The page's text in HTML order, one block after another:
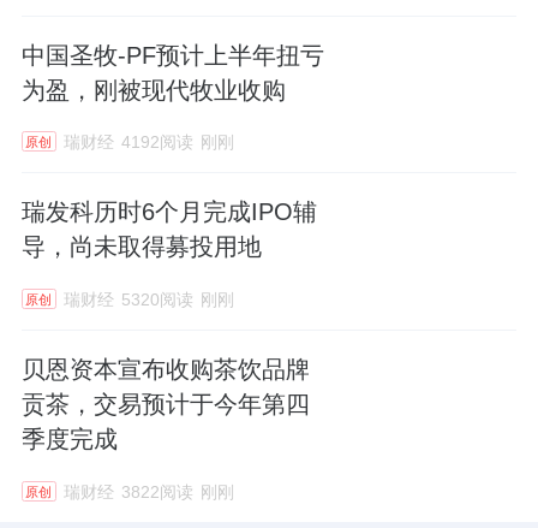
中国圣牧-PF预计上半年扭亏
为盈，刚被现代牧业收购
原创 瑞财经 4192阅读 刚刚
瑞发科历时6个月完成IPO辅
导，尚未取得募投用地
原创 瑞财经 5320阅读 刚刚
贝恩资本宣布收购茶饮品牌
贡茶，交易预计于今年第四
季度完成
原创 瑞财经 3822阅读 刚刚